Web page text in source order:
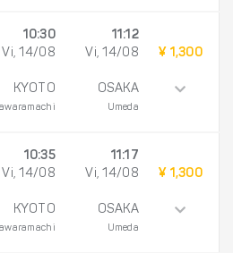
10:30
Vi, 14/08
KYOTO
11:12
Vi, 14/08
OSAKA
Umeda
¥ 1,300
10:35
Vi, 14/08
KYOTO
11:17
Vi, 14/08
OSAKA
Umeda
¥ 1,300